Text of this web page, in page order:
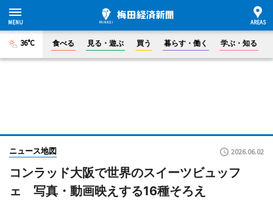
36°C 食べる 見る・遊ぶ 買う 暮らす・働く 学ぶ・知る
ニュース地図 2026.06.02
コンラッド大阪で世界のスイーツビュッフ
ェ 写真・動画映えする16種そろえ